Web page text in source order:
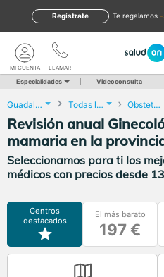
te regalamos -
Regístrate
LLAMAR
MI CUENTA
Especialidades Videoconsulta
Guadalajara Todas las localidades Obstetricia y Ginecología
Revisión anual
mamaria en la
Seleccionamos para ti los
médicos con precios desde
Centros
destacados
El más barato
197 €